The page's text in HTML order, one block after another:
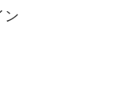
ン